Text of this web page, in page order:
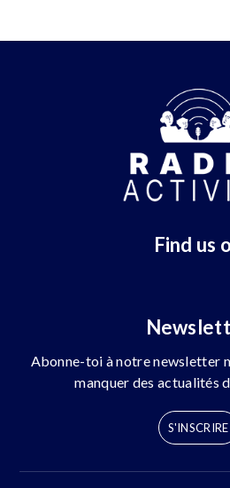
Find us
Abonne-toi à notre newsletter
manquer des actualités
S'INSCRIRE